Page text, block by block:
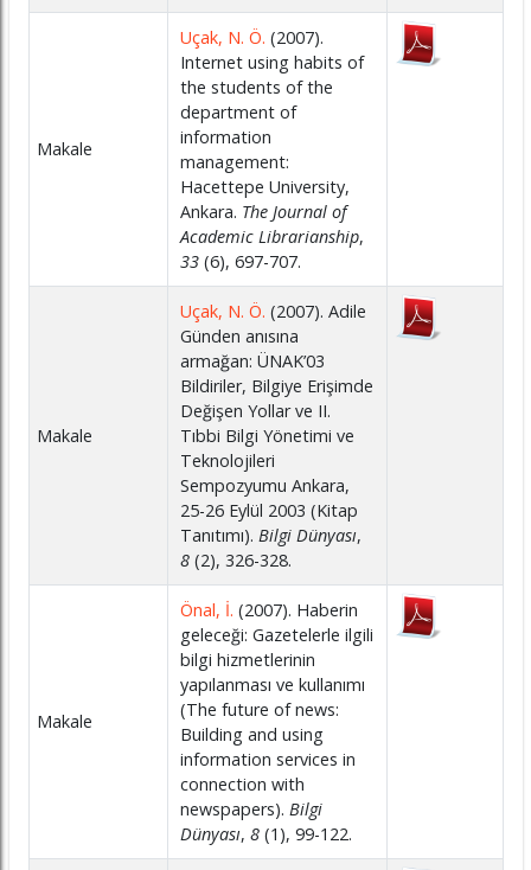
Makale
Uçak, N. Ö. (2007).
Internet using habits of
the students of the
department of
information
management:
Hacettepe University,
Ankara. The Journal of
Academic Librarianship,
33(6), 697-707.
Makale
Uçak, N. Ö. (2007). Adile
Günden anısına
armağan: ÜNAK’03
Bildiriler, Bilgiye Erişimde
Değişen Yollar ve II.
Tıbbi Bilgi Yönetimi ve
Teknolojileri
Sempozyumu Ankara,
25-26 Eylül 2003 (Kitap
Tanıtımı). Bilgi Dünyası,
8(2), 326-328.
Makale
Önal, İ. (2007). Haberin
geleceği: Gazetelerle ilgili
bilgi hizmetlerinin
yapılanması ve kullanımı
(The future of news:
Building and using
information services in
connection with
newspapers). Bilgi
Dünyası, 8(1), 99-122.